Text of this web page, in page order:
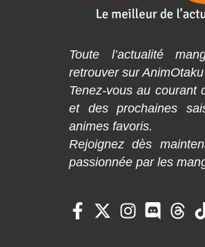
Toute l’actualité
retrouver sur
Tenez-vous au courant
et des prochaines
animes favoris.
Rejoignez dès
passionnée par les